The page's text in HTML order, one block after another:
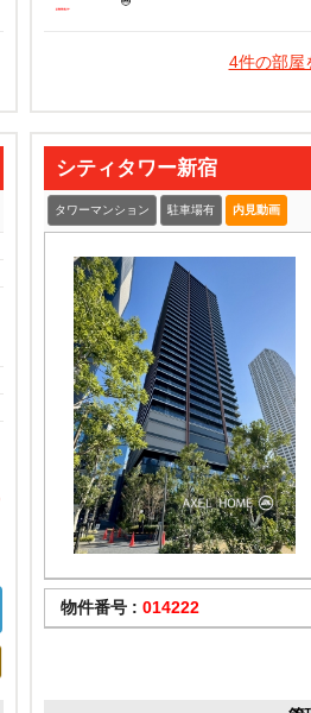
4件の部屋
シティタワー新宿
タワーマンション 駐車場有 内見動画
物件番号 : 014222